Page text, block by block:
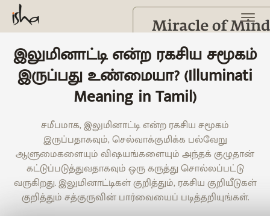
இலுமினாட்டி என்ற ரகசிய சமூகம்
இருப்பது உண்மையா? (Illuminati
Meaning in Tamil)
சமீபமாக, இலுமினாட்டி என்ற ரகசிய சமூகம்
இருப்பதாகவும், செல்வாக்குமிக்க பல்வேறு
ஆளுமைகளையும் விஷயங்களையும் அந்தக் குழுதான்
கட்டுப்படுத்துவதாகவும் ஒரு கருத்து சொல்லப்பட்டு
வருகிறது. இலுமினாட்டிகள் குறித்தும், ரகசிய குறியீடுகள்
குறித்தும் சத்குருவின் பார்வையைப் படித்தறியுங்கள்.